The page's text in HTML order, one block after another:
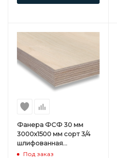
Фанера ФСФ 30 мм
3000х1500 мм сорт 3/4
шлифованная
березовая
Под заказ